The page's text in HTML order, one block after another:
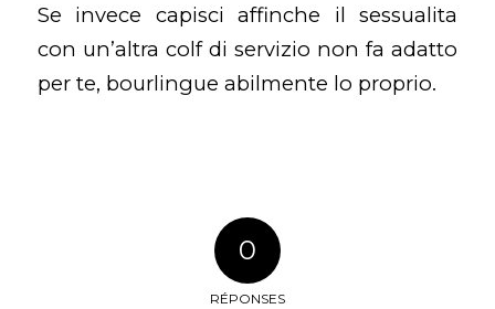
Se invece capisci affinche il sessualita
con un’altra colf di servizio non fa adatto
per te, bourlingue abilmente lo proprio.
0
RÉPONSES